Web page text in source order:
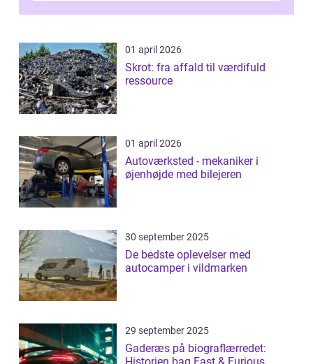
01 april 2026
Skrot: fra affald til værdifuld
ressource
01 april 2026
Autoværksted - mekaniker i
øjenhøjde med bilejeren
30 september 2025
De bedste oplevelser med
autocamper i vildmarken
29 september 2025
Gaderæs på biograflærredet:
Historien bag Fast & Furious